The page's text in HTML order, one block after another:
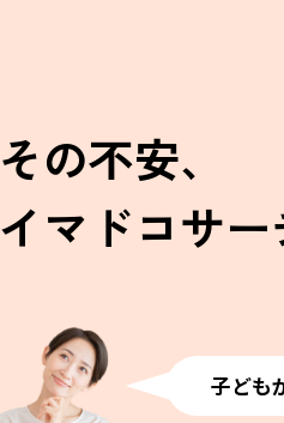
その不安、
イマドコサ
子ども